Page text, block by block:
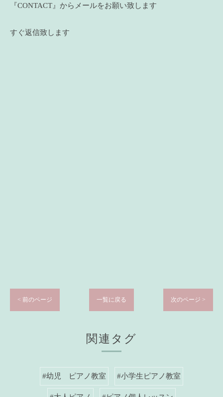
『CONTACT』からメールをお願い致します
すぐ返信致します
< 前のページ 一覧に戻る 次のページ >
関連タグ
#幼児 ピアノ教室 #小学生ピアノ教室